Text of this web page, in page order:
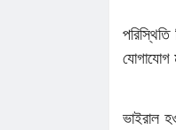
যোগাযোগ
ভাইরাল